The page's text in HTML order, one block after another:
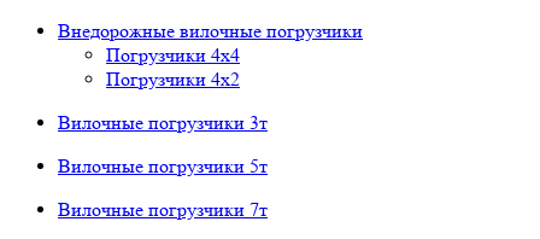
Внедорожные вилочные погрузчики
Погрузчики 4х4
Погрузчики 4х2
Вилочные погрузчики 3т
Вилочные погрузчики 5т
Вилочные погрузчики 7т